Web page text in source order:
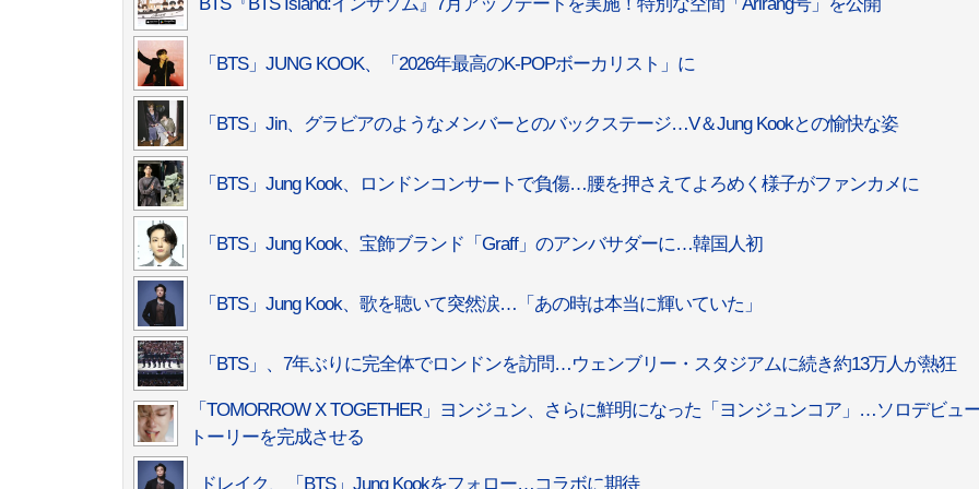
「BTS」JUNG KOOK、「2026年最高のK-POPボーカリスト」に
「BTS」Jin、グラビアのようなメンバーとのバックステージ…V＆Jung Kookとの愉快な姿
「BTS」Jung Kook、ロンドンコンサートで負傷…腰を押さえてよろめく様子がファンカメに
「BTS」Jung Kook、宝飾ブランド「Graff」のアンバサダーに…韓国人初
「BTS」Jung Kook、歌を聴いて突然涙…「あの時は本当に輝いていた」
「BTS」、7年ぶりに完全体でロンドンを訪問…ウェンブリー・スタジアムに続き約13万人が熱狂
「TOMORROW X TOGETHER」ヨンジュン、さらに鮮明になった「ヨンジュンコア」…ソロデビュ
トーリーを完成させる
ドレイク、「BTS」Jung Kookをフォロー…コラボに期待